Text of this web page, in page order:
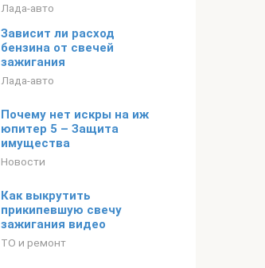
Лада-авто
Зависит ли расход
бензина от свечей
зажигания
Лада-авто
Почему нет искры на иж
юпитер 5 – Защита
имущества
Новости
Как выкрутить
прикипевшую свечу
зажигания видео
ТО и ремонт